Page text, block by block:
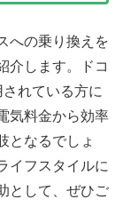
への乗り換えを
介します。ドコ
れている方に
気料金から効率
となるでしょ
イフスタイルに
として、ぜひご